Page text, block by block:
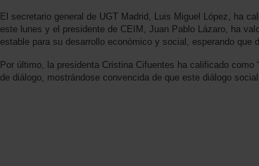
El secretario general de UGT Madrid, Luis Miguel López, ha
este lunes y el presidente de CEIM, Juan Pablo Lázaro, ha
estable para su desarrollo económico y social, esperando que
Por último, la presidenta Cristina Cifuentes ha calificado
de diálogo, mostrándose convencida de que este diálogo social